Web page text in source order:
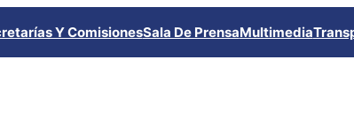
Y ComisionesSala De PrensaMultimedia